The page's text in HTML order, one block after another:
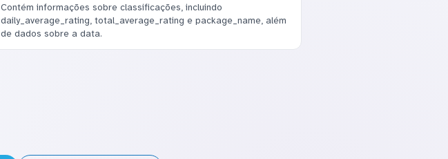
Contém informações sobre classificações, incluindo
daily_average_rating, total_average_rating e package_name, além
de dados sobre a data.